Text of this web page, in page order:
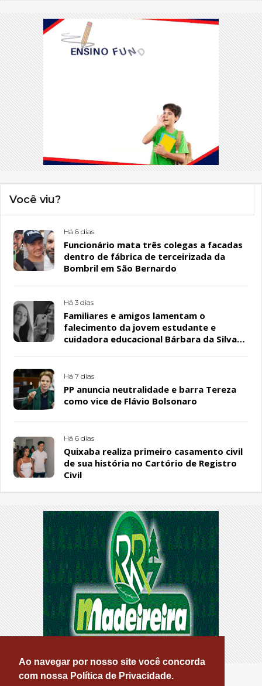
Ao navegar por nosso site você concorda
com nossa Política de Privacidade.
Você viu?
Há 6 dias
Funcionário mata três colegas a facadas
dentro de fábrica de terceirizada da
Bombril em São Bernardo
Há 3 dias
Familiares e amigos lamentam o
falecimento da jovem estudante e
cuidadora educacional Bárbara da Silva
Há 7 dias
PP anuncia neutralidade e barra Tereza
como vice de Flávio Bolsonaro
Há 6 dias
Quixaba realiza primeiro casamento civil
de sua história no Cartório de Registro
Civil